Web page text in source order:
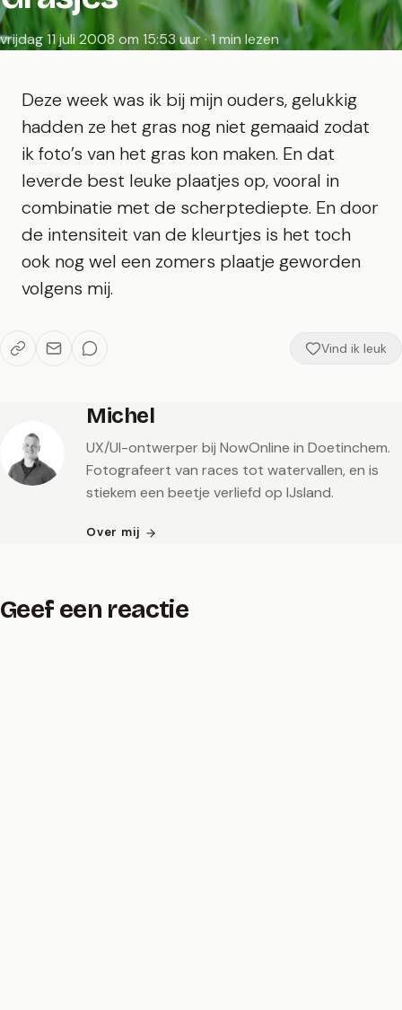
vrijdag 11 juli 2008 om 15:53 uur · 1 min lezen
Deze week was ik bij mijn ouders, gelukkig
hadden ze het gras nog niet gemaaid zodat
ik foto’s van het gras kon maken. En dat
leverde best leuke plaatjes op, vooral in
combinatie met de scherptediepte. En door
de intensiteit van de kleurtjes is het toch
ook nog wel een zomers plaatje geworden
volgens mij.
Vind ik leuk
Michel
UX/UI-ontwerper bij NowOnline in Doetinchem.
Fotografeert van races tot watervallen, en is
stiekem een beetje verliefd op IJsland.
Over mij
Geef een reactie